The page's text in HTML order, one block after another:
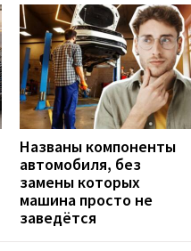
Названы компоненты
автомобиля, без
замены которых
машина просто не
заведётся